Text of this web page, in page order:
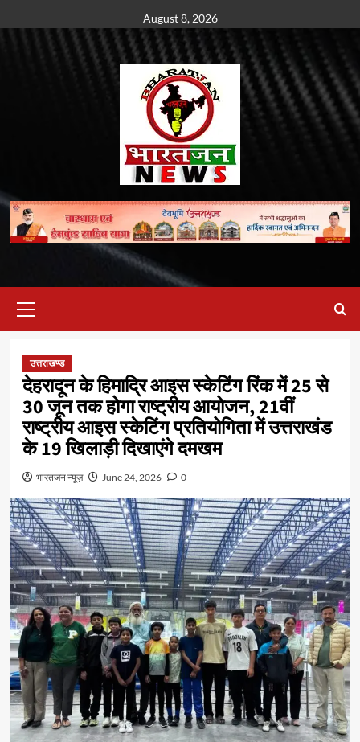
to
August 8, 2026
Menu
उत्तराखण्ड
देहरादून के हिमाद्रि आइस स्केटिंग रिंक में 25 से
30 जून तक होगा राष्ट्रीय आयोजन, 21वीं
राष्ट्रीय आइस स्केटिंग प्रतियोगिता में उत्तराखंड
के 19 खिलाड़ी दिखाएंगे दमखम
भारतजन न्यूज़ June 24, 2026 0